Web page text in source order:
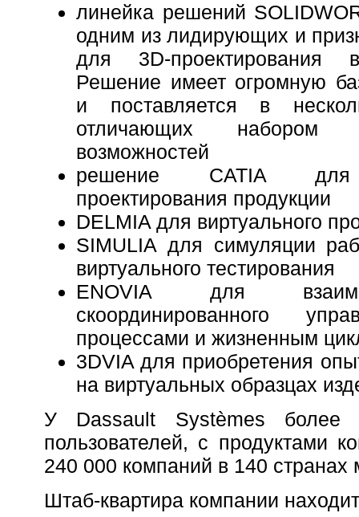
линейка решений
одним из лидирующих и
для 3D-
Решение имеет огромную
и поставляется в
отличающих набором
возможностей
решение CATIA для
проектирования продукции
DELMIA для виртуального
SIMULIA для симуляции
виртуального тестирования
ENOVIA для
скоординированного
процессами и жизненным
3DVIA для приобретения
на виртуальных образцах
У Dassault Systèmes более
пользователей, с продуктами
240 000 компаний в 140 странах
Штаб-квартира компании